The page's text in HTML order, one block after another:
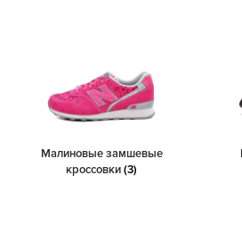
Малиновые замшевые
кроссовки(3)